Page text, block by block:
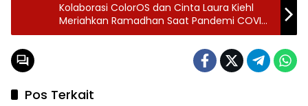
Kolaborasi ColorOS dan Cinta Laura Kiehl
Meriahkan Ramadhan Saat Pandemi COVID-
19
Pos Terkait
Headline